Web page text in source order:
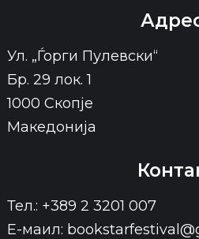
Ул. „Ѓорги Пулевски“
Бр. 29 лок. 1
1000 Скопје
Македонија
Тел.: +389 2 3201 007
Е-маил: